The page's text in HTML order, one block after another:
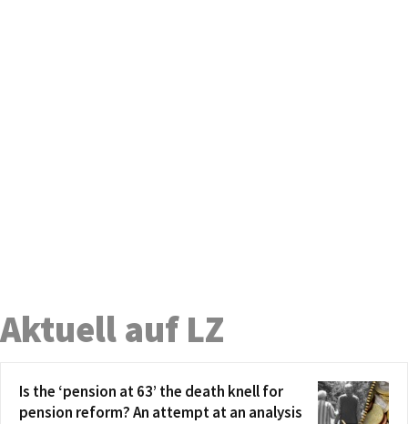
Aktuell auf LZ
Is the ‘pension at 63’ the death knell for
pension reform? An attempt at an analysis